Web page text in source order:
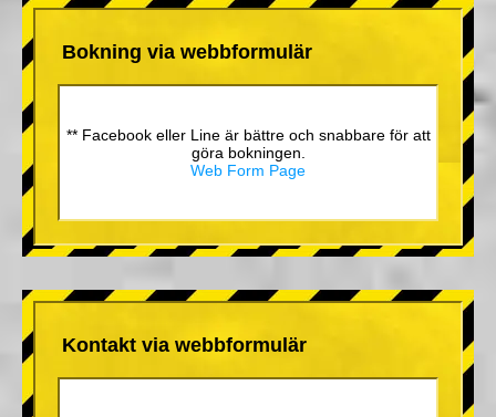
Bokning via webbformulär
** Facebook eller Line är bättre och snabbare för att
göra bokningen.
Web Form Page
Kontakt via webbformulär